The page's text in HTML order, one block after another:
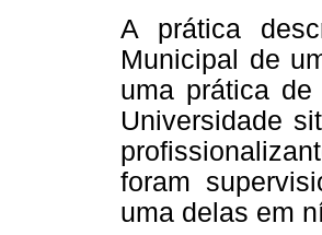
A prática
Municipal de
uma prática
Universidade
foram
uma delas em